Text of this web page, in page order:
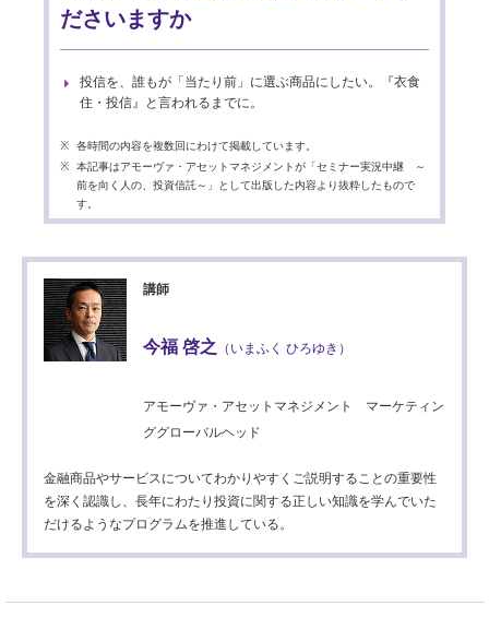
ださいますか
投信を、誰もが「当たり前」に選ぶ商品にしたい。『衣食
住・投信』と言われるまでに。
各時間の内容を複数回にわけて掲載しています。
本記事はアモーヴァ・アセットマネジメントが「セミナー実況中継 ～
前を向く人の、投資信託～」として出版した内容より抜粋したもので
す。
講師
今福 啓之 （いまふく ひろゆき）
アモーヴァ・アセットマネジメント マーケティン
ググローバルヘッド
金融商品やサービスについてわかりやすくご説明することの重要性
を深く認識し、長年にわたり投資に関する正しい知識を学んでいた
だけるようなプログラムを推進している。